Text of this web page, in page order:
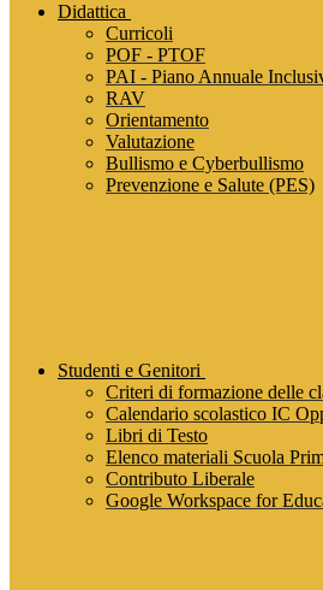
Didattica
Curricoli
POF - PTOF
PAI - Piano Annuale
RAV
Orientamento
Valutazione
Bullismo e Cyberbullismo
Prevenzione e Salute (PES)
Studenti e Genitori
Criteri di formazione delle
Calendario scolastico IC
Libri di Testo
Elenco materiali Scuola
Contributo Liberale
Google Workspace for